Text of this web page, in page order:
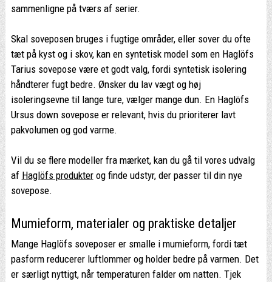
sammenligne på tværs af serier.
Skal soveposen bruges i fugtige områder, eller sover du ofte
tæt på kyst og i skov, kan en syntetisk model som en Haglöfs
Tarius sovepose være et godt valg, fordi syntetisk isolering
håndterer fugt bedre. Ønsker du lav vægt og høj
isoleringsevne til lange ture, vælger mange dun. En Haglöfs
Ursus down sovepose er relevant, hvis du prioriterer lavt
pakvolumen og god varme.
Vil du se flere modeller fra mærket, kan du gå til vores udvalg
af Haglöfs produkterog finde udstyr, der passer til din nye
sovepose.
Mumieform, materialer og praktiske detaljer
Mange Haglöfs soveposer er smalle i mumieform, fordi tæt
pasform reducerer luftlommer og holder bedre på varmen. Det
er særligt nyttigt, når temperaturen falder om natten. Tjek